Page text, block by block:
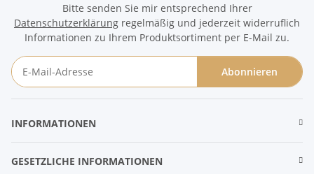
Bitte senden Sie mir entsprechend Ihrer
Datenschutzerklärung regelmäßig und jederzeit widerruflich
Informationen zu Ihrem Produktsortiment per E-Mail zu.
Abonnieren
INFORMATIONEN
GESETZLICHE INFORMATIONEN